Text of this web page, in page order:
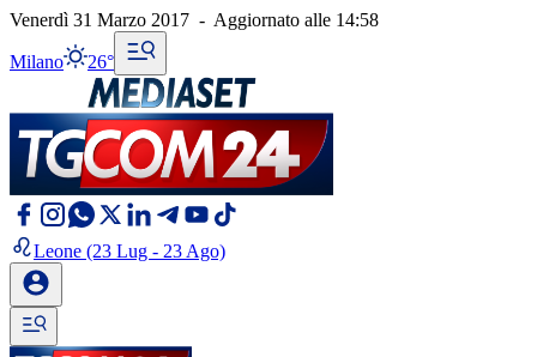
Venerdì 31 Marzo 2017 - Aggiornato alle 14:58
Milano 26°
Leone (23 Lug - 23 Ago)